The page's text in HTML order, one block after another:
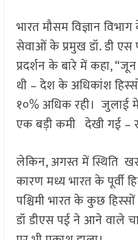
भारत मौसम विज्ञान
सेवाओं के प्रमुख डॉ. डी
प्रदर्शन के बारे में कहा,
थी – देश के अधिकांश
१०% अधिक रही। जुलाई
एक बड़ी कमी देखी गई –
लेकिन, अगस्त में स्थिति
कारण मध्य भारत के पूर्वी
पश्चिमी भारत के कुछ
डॉ डीएस पई ने आने वाले